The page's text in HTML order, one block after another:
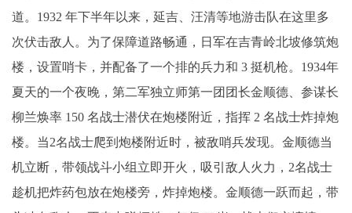
道。1932 年下半年以来，延吉、汪清等地游击队在这里多
次伏击敌人。为了保障道路畅通，日军在吉青岭北坡修筑炮
楼，设置哨卡，并配备了一个排的兵力和 3 挺机枪。1934年
夏天的一个夜晚，第二军独立师第一团团长金顺德、参谋长
柳兰焕率 150 名战士潜伏在炮楼附近，指挥 2 名战士炸掉炮
楼。当2名战士爬到炮楼附近时，被敌哨兵发现。金顺德当
机立断，带领战斗小组立即开火，吸引敌人火力，2名战士
趁机把炸药包放在炮楼旁，炸掉炮楼。金顺德一跃而起，带